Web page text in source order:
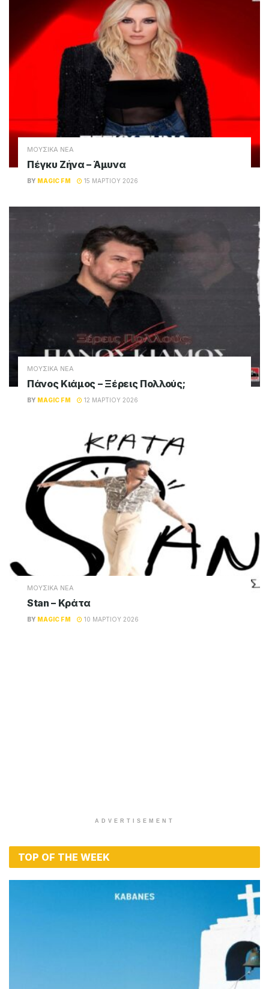
ΜΟΥΣΙΚΑ ΝΕΑ
Πέγκυ Ζήνα – Άμυνα
BY MAGIC FM 15 ΜΑΡΤΊΟΥ 2026
ΜΟΥΣΙΚΑ ΝΕΑ
Πάνος Κιάμος – Ξέρεις Πολλούς;
BY MAGIC FM 12 ΜΑΡΤΊΟΥ 2026
ΜΟΥΣΙΚΑ ΝΕΑ
Stan – Κράτα
BY MAGIC FM 10 ΜΑΡΤΊΟΥ 2026
ADVERTISEMENT
TOP OF THE WEEK